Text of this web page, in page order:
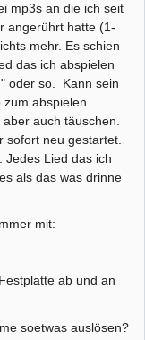
mp3s an die ich seit
angerührt hatte (1-
mehr. Es schien
das ich abspielen
oder so. Kann sein
abspielen
auch täuschen.
sofort neu gestartet.
Jedes Lied das ich
als das was drinne
mit:
ab und an
soetwas auslösen?